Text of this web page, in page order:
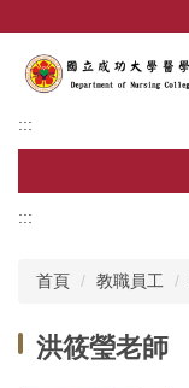
主
內
:::
招生資訊
系所介紹
:::
首頁 教職員工
洪筱瑩老師